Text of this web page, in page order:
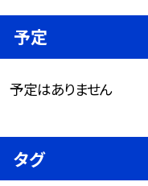
予定
予定はありません
タグ